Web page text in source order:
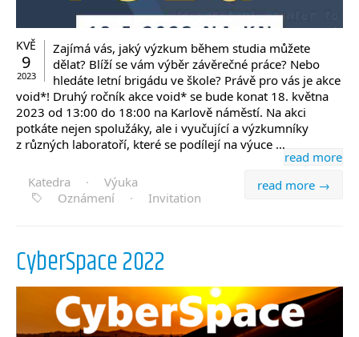
KVĚ
9
2023
Zajímá vás, jaký výzkum během studia můžete
dělat? Blíží se vám výběr závěrečné práce? Nebo
hledáte letní brigádu ve škole? Právě pro vás je akce
void*! Druhý ročník akce void* se bude konat 18. května
2023 od 13:00 do 18:00 na Karlově náměstí. Na akci
potkáte nejen spolužáky, ale i vyučující a výzkumníky
z různých laboratoří, které se podílejí na výuce …
read more
read more →
Katedra ·
Výuka
Oznámení
· Invitation
CyberSpace 2022